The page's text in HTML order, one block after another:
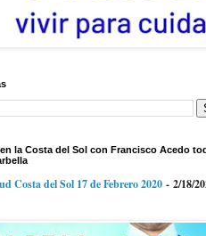
en la Costa del Sol con Francisco Acedo
Costa del Sol 17 de Febrero 2020 - 2/18/